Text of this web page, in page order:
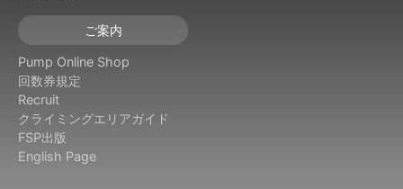
ご案内
Pump Online Shop
回数券規定
Recruit
クライミングエリアガイド
FSP出版
English Page